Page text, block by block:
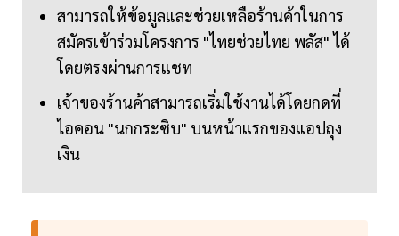
สามารถให้ข้อมูลและช่วยเหลือร้านค้าในการ
สมัครเข้าร่วมโครงการ "ไทยช่วยไทย พลัส" ได้
โดยตรงผ่านการแชท
เจ้าของร้านค้าสามารถเริ่มใช้งานได้โดยกดที่
ไอคอน "นกกระซิบ" บนหน้าแรกของแอปถุง
เงิน